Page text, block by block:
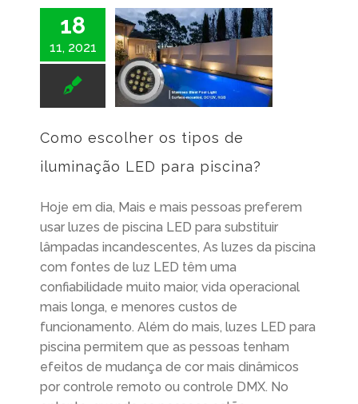
18
11, 2021
Como escolher os tipos de
iluminação LED para piscina?
Hoje em dia, Mais e mais pessoas preferem
usar luzes de piscina LED para substituir
lâmpadas incandescentes, As luzes da piscina
com fontes de luz LED têm uma
confiabilidade muito maior, vida operacional
mais longa, e menores custos de
funcionamento. Além do mais, luzes LED para
piscina permitem que as pessoas tenham
efeitos de mudança de cor mais dinâmicos
por controle remoto ou controle DMX. No